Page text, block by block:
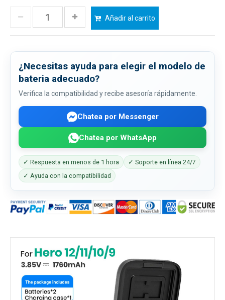
Añadir al carrito
¿Necesitas ayuda para elegir el modelo de
bateria adecuado?
Verifica la compatibilidad y recibe asesoría rápidamente.
Chatea por Messenger
Chatea por WhatsApp
✓ Respuesta en menos de 1 hora
✓ Soporte en línea 24/7
✓ Ayuda con la compatibilidad